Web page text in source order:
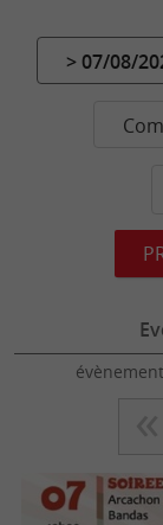
> 07/08/